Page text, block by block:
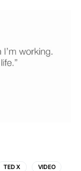
TED X VIDEO